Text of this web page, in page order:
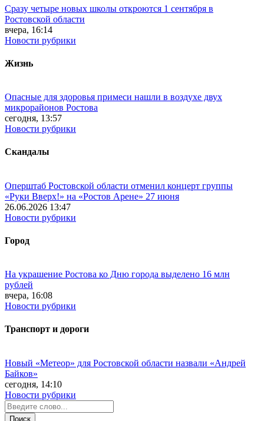
Сразу четыре новых школы откроются 1 сентября в
Ростовской области
вчера, 16:14
Новости рубрики
Жизнь
Опасные для здоровья примеси нашли в воздухе двух
микрорайонов Ростова
сегодня, 13:57
Новости рубрики
Скандалы
Оперштаб Ростовской области отменил концерт группы
«Руки Вверх!» на «Ростов Арене» 27 июня
26.06.2026 13:47
Новости рубрики
Город
На украшение Ростова ко Дню города выделено 16 млн
рублей
вчера, 16:08
Новости рубрики
Транспорт и дороги
Новый «Метеор» для Ростовской области назвали «Андрей
Байков»
сегодня, 14:10
Новости рубрики